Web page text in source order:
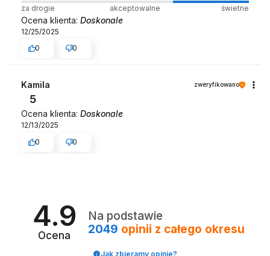
za drogie
akceptowalne świetne
Ocena klienta: Doskonale
12/25/2025
0
0
Kamila zweryfikowano
5
Ocena klienta: Doskonale
12/13/2025
0
0
4.9
Ocena
Na podstawie
2049 opinii z całego okresu
Jak zbieramy opinie?